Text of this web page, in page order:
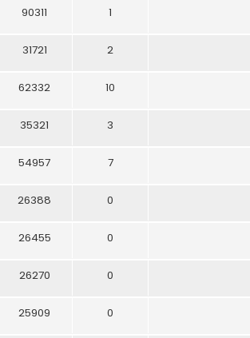
1
90311
2
31721
10
62332
3
35321
7
54957
0
26388
0
26455
0
26270
0
25909